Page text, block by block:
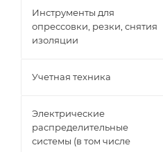
Инструменты для
опрессовки, резки, снятия
изоляции
Учетная техника
Электрические
распределительные
системы (в том числе